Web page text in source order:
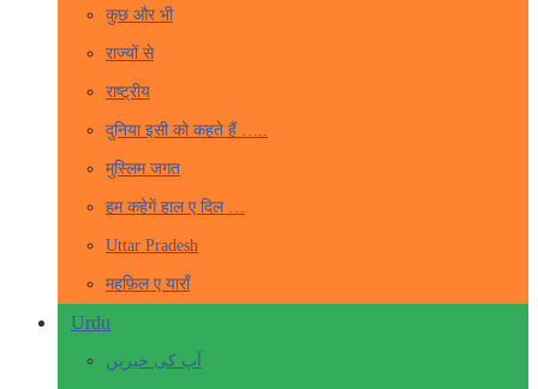
कुछ और भी
राज्यों से
राष्ट्रीय
दुनिया इसी को कहते हैं …..
मुस्लिम जगत
हम कहेगें हाल ए दिल …
Uttar Pradesh
महफ़िल ए याराँ
Urdu
آپ کی خبریں